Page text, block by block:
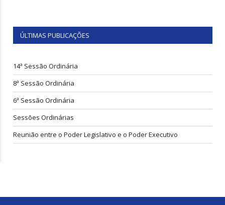
ÚLTIMAS PUBLICAÇÕES
14ª Sessão Ordinária
8ª Sessão Ordinária
6ª Sessão Ordinária
Sessões Ordinárias
Reunião entre o Poder Legislativo e o Poder Executivo